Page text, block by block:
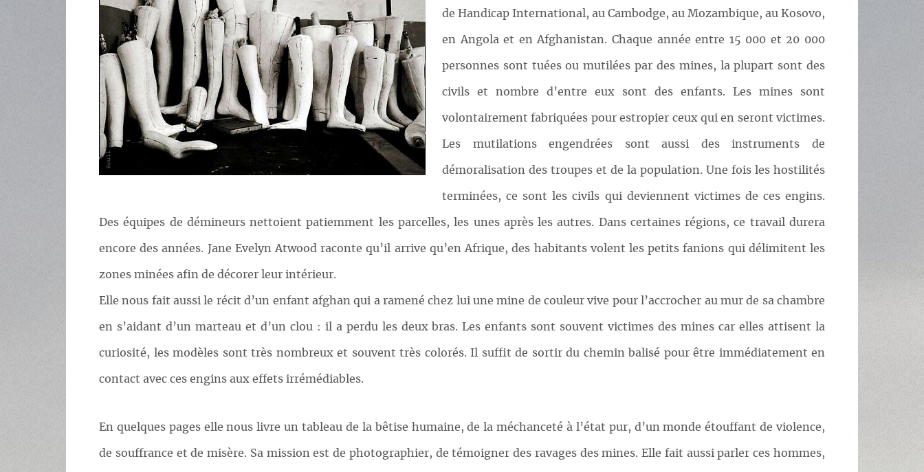
de Handicap International, au Cambodge, au Mozambique, au Kosovo,
en Angola et en Afghanistan. Chaque année entre 15 000 et 20 000
personnes sont tuées ou mutilées par des mines, la plupart sont des
civils et nombre d’entre eux sont des enfants. Les mines sont
volontairement fabriquées pour estropier ceux qui en seront victimes.
Les mutilations engendrées sont aussi des instruments de
démoralisation des troupes et de la population. Une fois les hostilités
terminées, ce sont les civils qui deviennent victimes de ces engins.
Des équipes de démineurs nettoient patiemment les parcelles, les unes après les autres. Dans certaines régions, ce travail durera
encore des années. Jane Evelyn Atwood raconte qu’il arrive qu’en Afrique, des habitants volent les petits fanions qui délimitent les
zones minées afin de décorer leur intérieur.
Elle nous fait aussi le récit d’un enfant afghan qui a ramené chez lui une mine de couleur vive pour l’accrocher au mur de sa chambre
en s’aidant d’un marteau et d’un clou : il a perdu les deux bras. Les enfants sont souvent victimes des mines car elles attisent la
curiosité, les modèles sont très nombreux et souvent très colorés. Il suffit de sortir du chemin balisé pour être immédiatement en
contact avec ces engins aux effets irrémédiables.
En quelques pages elle nous livre un tableau de la bêtise humaine, de la méchanceté à l’état pur, d’un monde étouffant de violence,
de souffrance et de misère. Sa mission est de photographier, de témoigner des ravages des mines. Elle fait aussi parler ces hommes,